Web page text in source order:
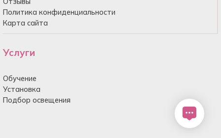
Политика конфиденциальности
Карта сайта
Услуги
Обучение
Установка
Подбор освещения